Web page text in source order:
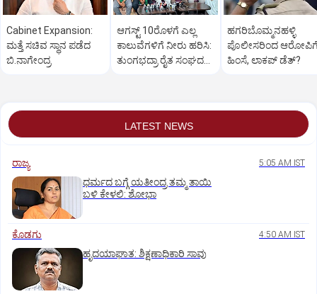
Cabinet Expansion:
ಮತ್ತೆ ಸಚಿವ ಸ್ಥಾನ ಪಡೆದ
ಬಿ.ನಾಗೇಂದ್ರ
ಆಗಸ್ಟ್‌ 10ರೊಳಗೆ ಎಲ್ಲ
ಕಾಲುವೆಗಳಿಗೆ ನೀರು ಹರಿಸಿ:
ತುಂಗಭದ್ರಾ ರೈತ ಸಂಘದ
ಹಗರಿಬೊಮ್ಮನಹಳ್ಳಿ
ಪೊಲೀಸರಿಂದ
ಹಿಂಸೆ, ಲಾಕಪ್‌ ಡೆತ್‌?
LATEST NEWS
ರಾಜ್ಯ 5:05 AM IST
ಧರ್ಮದ ಬಗ್ಗೆ ಯತೀಂದ್ರ ತಮ್ಮ ತಾಯಿ
ಬಳಿ ಕೇಳಲಿ: ಶೋಭಾ
ಕೊಡಗು 4:50 AM IST
ಹೃದಯಾಘಾತ: ಶಿಕ್ಷಣಾಧಿಕಾರಿ ಸಾವು